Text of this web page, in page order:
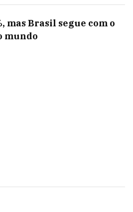
mas Brasil segue com o
mundo